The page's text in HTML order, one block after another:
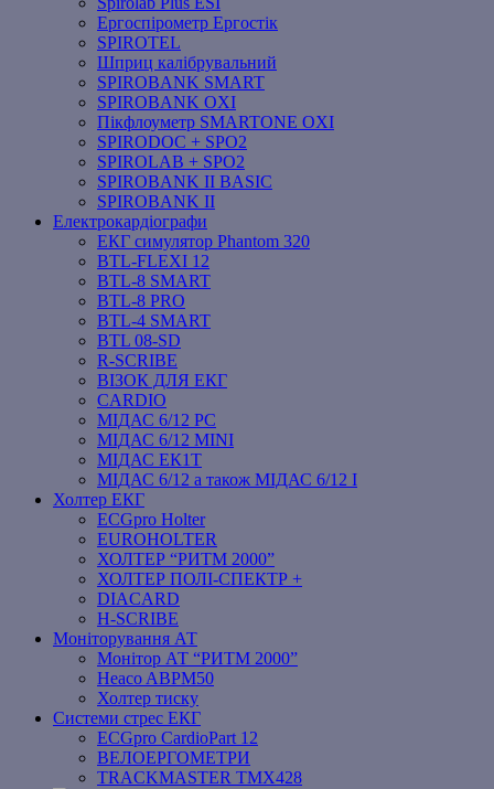
Ергоспірометр Ергостік
SPIROTEL
Шприц калібрувальний
SPIROBANK SMART
SPIROBANK OXI
Пікфлоуметр SMARTONE OXI
SPIRODOC + SPO2
SPIROLAB + SPO2
SPIROBANK II BASIC
SPIROBANK II
Електрокардіографи
ЕКГ симулятор Phantom 320
BTL-FLEXI 12
BTL-8 SMART
BTL-8 PRO
BTL-4 SMART
BTL 08-SD
R-SCRIBE
ВІЗОК ДЛЯ ЕКГ
CARDIO
МІДАС 6/12 PC
МІДАС 6/12 MINI
МІДАС ЕК1Т
МІДАС 6/12 а також МІДАС 6/12 І
Холтер ЕКГ
ECGpro Holter
EUROHOLTER
ХОЛТЕР “РИТМ 2000”
ХОЛТЕР ПОЛІ-СПЕКТР +
DIACARD
H-SCRIBE
Моніторування АТ
Монітор АТ “РИТМ 2000”
Heaco ABPM50
Холтер тиску
Системи стрес ЕКГ
ECGpro CardioPart 12
ВЕЛОЕРГОМЕТРИ
TRACKMASTER TMX428